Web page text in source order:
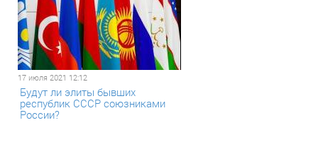
17 июля 2021 12:12
Будут ли элиты бывших
республик СССР союзниками
России?